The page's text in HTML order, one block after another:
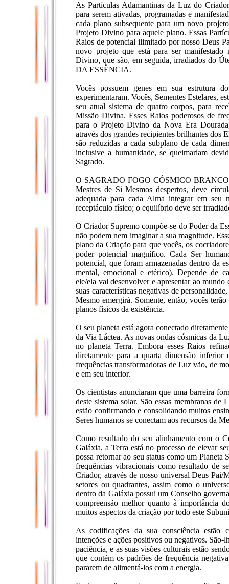
As Partículas Adamantinas da Luz do
para serem ativadas, programadas e
cada plano subsequente para um novo
Projeto Divino para aquele plano. Essas
Raios de potencial ilimitado por nosso Deus
novo projeto que está para ser manifestado
Divino, que são, em seguida, irradiados do
DA ESSÊNCIA.
Vocês possuem genes em sua estrutura
experimentaram. Vocês, Sementes Estelares,
seu atual sistema de quatro corpos, para
Missão Divina. Esses Raios poderosos de
para o Projeto Divino da Nova Era
através dos grandes recipientes brilhantes
são reduzidas a cada subplano de cada
inclusive a humanidade, se queimariam
Sagrado.
O SAGRADO FOGO CÓSMICO BRANCO,
Mestres de Si Mesmos despertos, deve
adequada para cada Alma integrar em seu
receptáculo físico; o equilíbrio deve ser
O Criador Supremo compõe-se do Poder da
não podem nem imaginar a sua magnitude.
plano da Criação para que vocês, os
poder potencial magnífico. Cada Ser
potencial, que foram armazenadas dentro da
mental, emocional e etérico). Depende de
ele/ela vai desenvolver e apresentar ao
suas características negativas de
Mesmo emergirá. Somente, então, vocês
planos físicos da existência.
O seu planeta está agora conectado
da Via Láctea. As novas ondas cósmicas da
no planeta Terra. Embora esses Raios
diretamente para a quarta dimensão
frequências transformadoras de Luz vão, de
e em seu interior.
Os cientistas anunciaram que uma barreira
deste sistema solar. São essas membranas
estão confirmando e consolidando muitos
Seres humanos se conectam aos recursos da
Como resultado do seu alinhamento com o
Galáxia, a Terra está no processo de elevar
possa retornar ao seu status como um Planeta
frequências vibracionais como resultado de
Criador, através de nosso universal Deus
setores ou quadrantes, assim como o
dentro da Galáxia possui um Conselho
compreensão melhor quanto à importância
muitos aspectos da criação por todo este
As codificações da sua consciência estão
intenções e ações positivos ou negativos. São-
paciência, e as suas visões culturais estão
que contém os padrões de frequência
pararem de alimentá-los com a energia.